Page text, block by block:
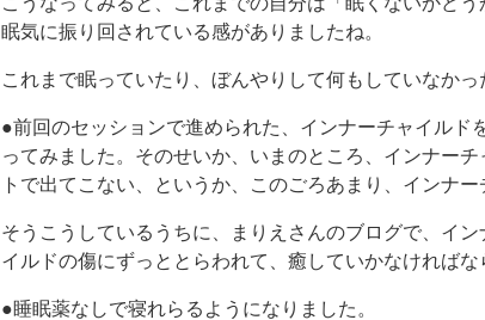
眠気に振り回されている感がありましたね。
これまで眠っていたり、ぼんやりして何もしていなか
●前回のセッションで進められた、インナーチャイル
ってみました。そのせいか、いまのところ、インナー
トで出てこない、というか、このごろあまり、インナ
そうこうしているうちに、まりえさんのブログで、イ
イルドの傷にずっととらわれて、癒していかなければ
●睡眠薬なしで寝れらるようになりました。